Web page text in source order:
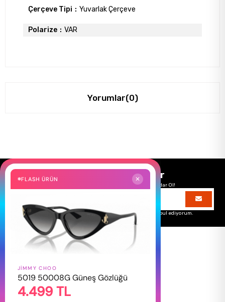
Çerçeve Tipi Yuvarlak Çerçeve
Polarize VAR
Yorumlar(0)
Size Özel Kampanyalar
Hemen Kayıt Ol Fırsatlardan Önce Sen Haberdar Ol!
Üyelik koşullarınıvekişisel verileriminkorunmasını kabul ediyorum.
HAKKIMIZDA
Hakkımızda
Gizlilik Politikası
FLASH ÜRÜN ✕
JIMMY CHOO
5019 50008G Güneş Gözlüğü
4.499 TL